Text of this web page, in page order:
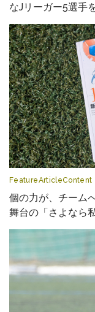
なJリーガー5選手
FeatureArticleContent
個の力が、チーム
舞台の「さよなら